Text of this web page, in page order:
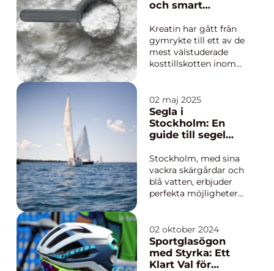
snabbare utveckling,
en kropp som håller
för många t...
och smart
Kreatin har gått från
gymrykte till ett av de
mest välstuderade
kosttillskotten inom
ämnet levererar
mätbara resultat för
styrka, kraft och
återhämtning och
02 maj 2025
Segla i
Stockholm: En
guide till segel
seglingsupplevels
er
Stockholm, med sina
vackra skärgårdar och
blå vatten, erbjuder
perfekta möjligheter
seglare eller
nybörjare, kan du
alltid hitta något här
som passar dina
02 oktober 2024
Sportglasögon
med Styrka: Ett
Klart Val för